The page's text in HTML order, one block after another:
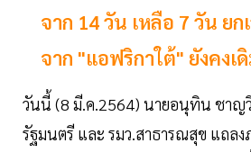
จาก 14 วัน เหลือ 7 วัน ยก
จาก "แอฟริกาใต้" ยังคงเ
วันนี้ (8 มี.ค.2564) นายอนุทิน ชาญ
รัฐมนตรี และ รมว.สาธารณสุข แถลง